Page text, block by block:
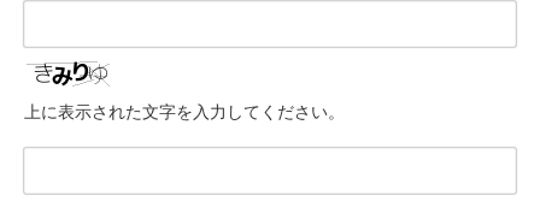
上に表示された文字を入力してください。